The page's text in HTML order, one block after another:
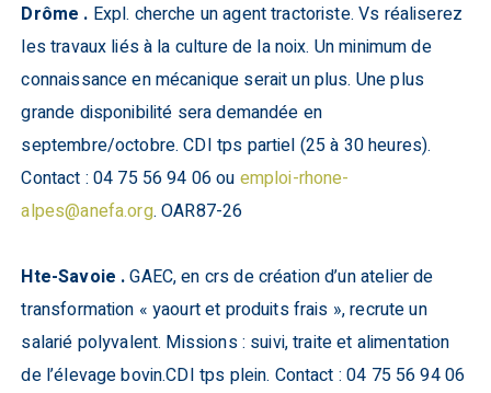
Drôme . Expl. cherche un agent tractoriste. Vs réaliserez
les travaux liés à la culture de la noix. Un minimum de
connaissance en mécanique serait un plus. Une plus
grande disponibilité sera demandée en
septembre/octobre. CDI tps partiel (25 à 30 heures).
Contact : 04 75 56 94 06 ou emploi-rhone-
alpes@anefa.org. OAR87-26
Hte-Savoie .GAEC, en crs de création d’un atelier de
transformation « yaourt et produits frais », recrute un
salarié polyvalent. Missions : suivi, traite et alimentation
de l’élevage bovin.CDI tps plein. Contact : 04 75 56 94 06